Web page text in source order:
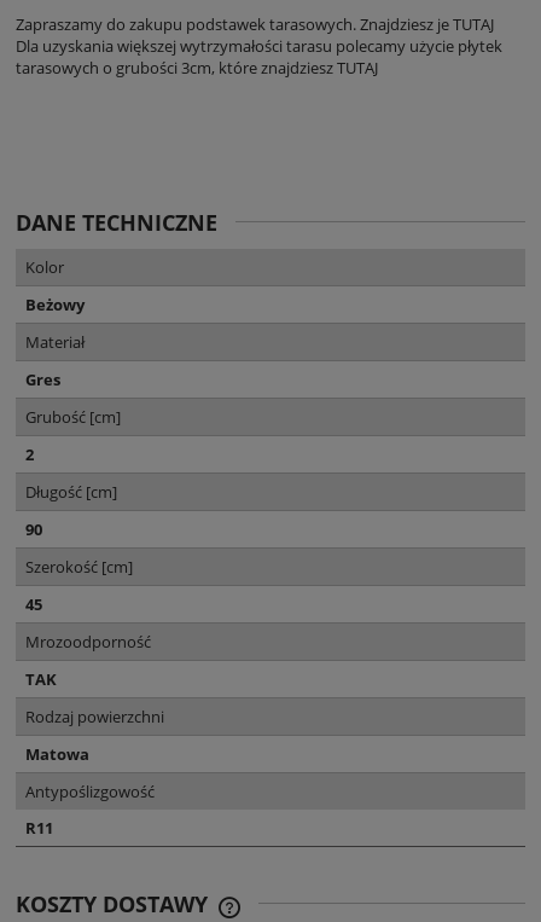
Zapraszamy do zakupu podstawek tarasowych. Znajdziesz jeTUTAJ
Dla uzyskania większej wytrzymałości tarasu polecamy użycie płytek
tarasowych o grubości 3cm, które znajdzieszTUTAJ
DANE TECHNICZNE
Kolor
Beżowy
Materiał
Gres
Grubość [cm]
2
Długość [cm]
90
Szerokość [cm]
45
Mrozoodporność
TAK
Rodzaj powierzchni
Matowa
Antypoślizgowość
R11
KOSZTY DOSTAWY